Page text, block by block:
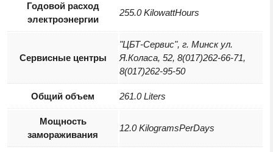
Годовой расход
электроэнергии
255.0 KilowattHours
Сервисные центры
"ЦБТ-Сервис", г. Минск ул.
Я.Коласа, 52, 8(017)262-66-71,
8(017)262-95-50
Общий объем 261.0 Liters
Мощность
замораживания
12.0 KilogramsPerDays